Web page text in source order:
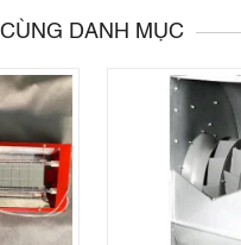
DANH MỤC